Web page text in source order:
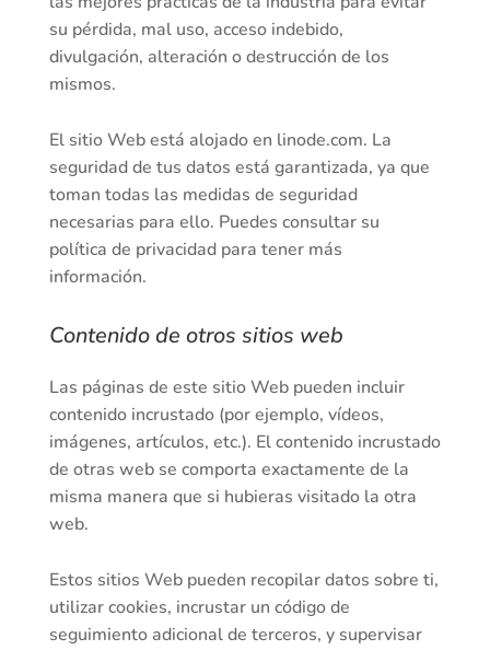
su pérdida, mal uso, acceso indebido,
divulgación, alteración o destrucción de los
mismos.
El sitio Web está alojado en linode.com. La
seguridad de tus datos está garantizada, ya que
toman todas las medidas de seguridad
necesarias para ello. Puedes consultar su
política de privacidad para tener más
información.
Contenido de otros sitios web
Las páginas de este sitio Web pueden incluir
contenido incrustado (por ejemplo, vídeos,
imágenes, artículos, etc.). El contenido incrustado
de otras web se comporta exactamente de la
misma manera que si hubieras visitado la otra
web.
Estos sitios Web pueden recopilar datos sobre ti,
utilizar cookies, incrustar un código de
seguimiento adicional de terceros, y supervisar